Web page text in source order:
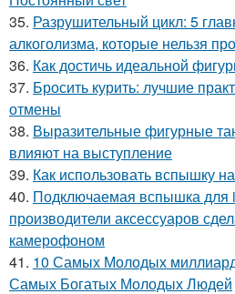
35. Разрушительный цикл: 5
алкоголизма, которые нельзя
36. Как достичь идеальной
37. Бросить курить: лучшие
отмены
38. Выразительные фигурные
влияют на выступление
39. Как использовать вспышку
40. Подключаемая вспышка для
производители аксессуаров
камерофоном
41. 10 Самых Молодых
Самых Богатых Молодых Людей